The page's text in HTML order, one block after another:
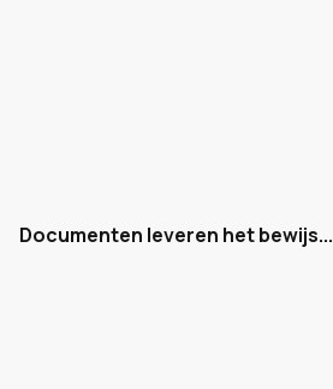
Documenten leveren het bewijs...